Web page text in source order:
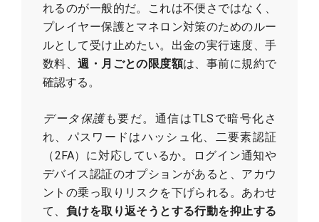
れるのが一般的だ。これは不便さではなく、
プレイヤー保護とマネロン対策のためのルー
ルとして受け止めたい。出金の実行速度、手
数料、週・月ごとの限度額は、事前に規約で
確認する。
データ保護も要だ。通信はTLSで暗号化さ
れ、パスワードはハッシュ化、二要素認証
（2FA）に対応しているか。ログイン通知や
デバイス認証のオプションがあると、アカウ
ントの乗っ取りリスクを下げられる。あわせ
て、 負けを取り返そうとする行動を抑止する